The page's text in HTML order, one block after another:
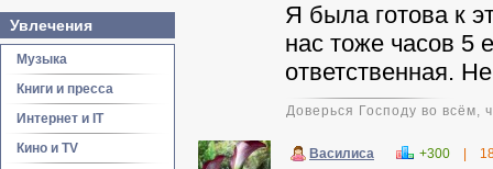
Увлечения
Музыка
Книги и пресса
Интернет и IT
Кино и TV
Я была готова к
нас тоже часов 5
ответственная.
Доверься Господу во всём,
Василиса +300